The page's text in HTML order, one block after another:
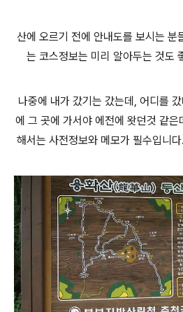
산에 오르기 전에 안내도를 보시는 분
는 코스정보는 미리 알아두는 것도
나중에 내가 갔기는 갔는데, 어디를
에 그 곳에 가서야 에전에 왓던것 같은
해서는 사전정보와 메모가 필수입니